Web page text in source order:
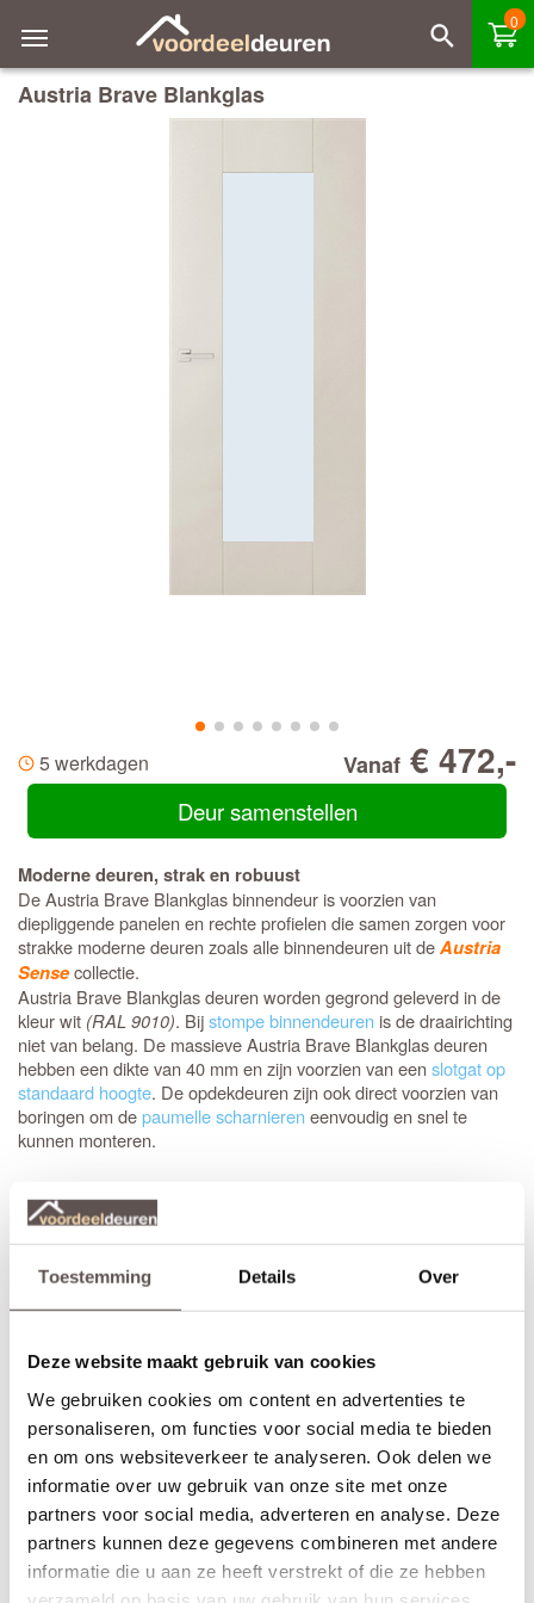
Toestemming Details Over
Deze website maakt gebruik van cookies
We gebruiken cookies om content en advertenties te
personaliseren, om functies voor social media te bieden
en om ons websiteverkeer te analyseren. Ook delen we
informatie over uw gebruik van onze site met onze
partners voor social media, adverteren en analyse. Deze
partners kunnen deze gegevens combineren met andere
informatie die u aan ze heeft verstrekt of die ze hebben
0
Austria Brave Blankglas
5 werkdagen Vanaf € 472,-
Deur samenstellen
Moderne deuren, strak en robuust
De Austria Brave Blankglas binnendeur is voorzien van
diepliggende panelen en rechte profielen die samen zorgen voor
strakke moderne deuren zoals alle binnendeuren uit deAustria
Sensecollectie.
Austria Brave Blankglas deuren worden gegrond geleverd in de
kleur wit (RAL 9010). Bijstompe binnendeuren is de draairichting
niet van belang. De massieve Austria Brave Blankglas deuren
hebben een dikte van 40 mm en zijn voorzien van eenslotgat op
standaard hoogte. De opdekdeuren zijn ook direct voorzien van
boringen om depaumelle scharnieren eenvoudig en snel te
kunnen monteren.
en zijn identiek aan beide zijde van de binnendeur. Liever een
Zelf passend maken of op maat bestellen
deurstijlen, de bovendorpel en onderdorpel 10 mm in te korten.
10 mm in te korten. De garantie van 12 jaar blijft van kracht
binnen deze aangegeven marges.
Thuisbezorgd in slechts 4 werkdagen
* (Bewerkingen zoals een extra tochtvaldorpel verlengt de
levertijd met 3 werkdagen)
Kenmerken Austria Brave Blankglas